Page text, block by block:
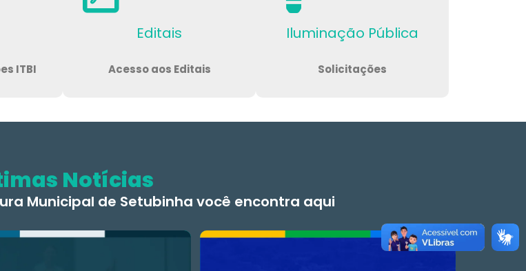
ITBI
Editais
Acesso aos Editais
Iluminação Pública
Solicitações
Notícias
Municipal de Setubinha você encontra aqui